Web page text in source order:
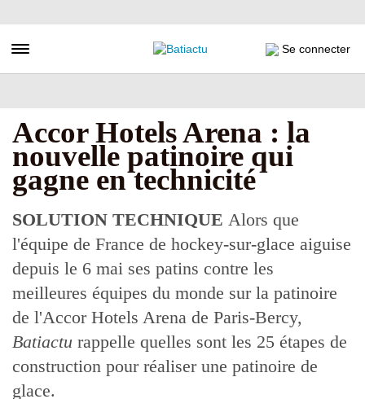
au
principal
Toggle navigation Se connecter
Accor Hotels Arena : la
nouvelle patinoire qui
gagne en technicité
SOLUTION TECHNIQUE Alors que
l'équipe de France de hockey-sur-glace aiguise
depuis le 6 mai ses patins contre les
meilleures équipes du monde sur la patinoire
de l'Accor Hotels Arena de Paris-Bercy,
Batiactu rappelle quelles sont les 25 étapes de
construction pour réaliser une patinoire de
glace.